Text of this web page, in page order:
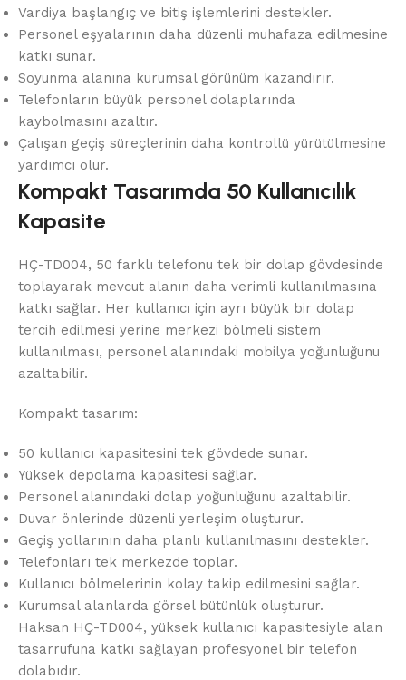
Vardiya başlangıç ve bitiş işlemlerini destekler.
Personel eşyalarının daha düzenli muhafaza edilmesine
katkı sunar.
Soyunma alanına kurumsal görünüm kazandırır.
Telefonların büyük personel dolaplarında
kaybolmasını azaltır.
Çalışan geçiş süreçlerinin daha kontrollü yürütülmesine
yardımcı olur.
Kompakt Tasarımda 50 Kullanıcılık
Kapasite
HÇ-TD004, 50 farklı telefonu tek bir dolap gövdesinde
toplayarak mevcut alanın daha verimli kullanılmasına
katkı sağlar. Her kullanıcı için ayrı büyük bir dolap
tercih edilmesi yerine merkezi bölmeli sistem
kullanılması, personel alanındaki mobilya yoğunluğunu
azaltabilir.
Kompakt tasarım:
50 kullanıcı kapasitesini tek gövdede sunar.
Yüksek depolama kapasitesi sağlar.
Personel alanındaki dolap yoğunluğunu azaltabilir.
Duvar önlerinde düzenli yerleşim oluşturur.
Geçiş yollarının daha planlı kullanılmasını destekler.
Telefonları tek merkezde toplar.
Kullanıcı bölmelerinin kolay takip edilmesini sağlar.
Kurumsal alanlarda görsel bütünlük oluşturur.
Haksan HÇ-TD004, yüksek kullanıcı kapasitesiyle alan
tasarrufuna katkı sağlayan profesyonel bir telefon
dolabıdır.